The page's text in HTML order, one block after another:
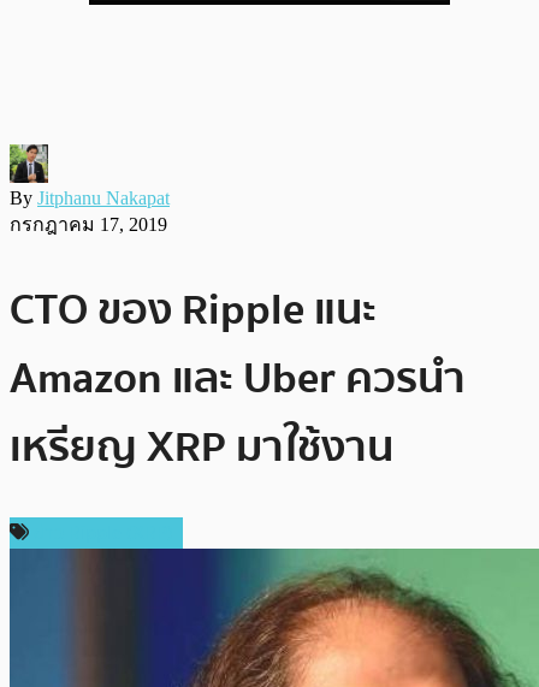
By Jitphanu Nakapat
กรกฎาคม 17, 2019
CTO ของ Ripple แนะ
Amazon และ Uber ควรนำ
เหรียญ XRP มาใช้งาน